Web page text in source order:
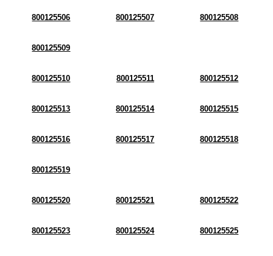
800125506 800125507 800125508
800125509
800125510 800125511 800125512
800125513 800125514 800125515
800125516 800125517 800125518
800125519
800125520 800125521 800125522
800125523 800125524 800125525